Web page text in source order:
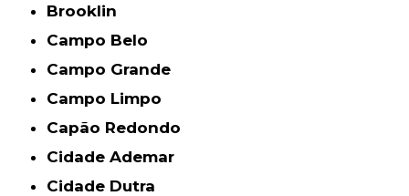
Brooklin
Campo Belo
Campo Grande
Campo Limpo
Capão Redondo
Cidade Ademar
Cidade Dutra